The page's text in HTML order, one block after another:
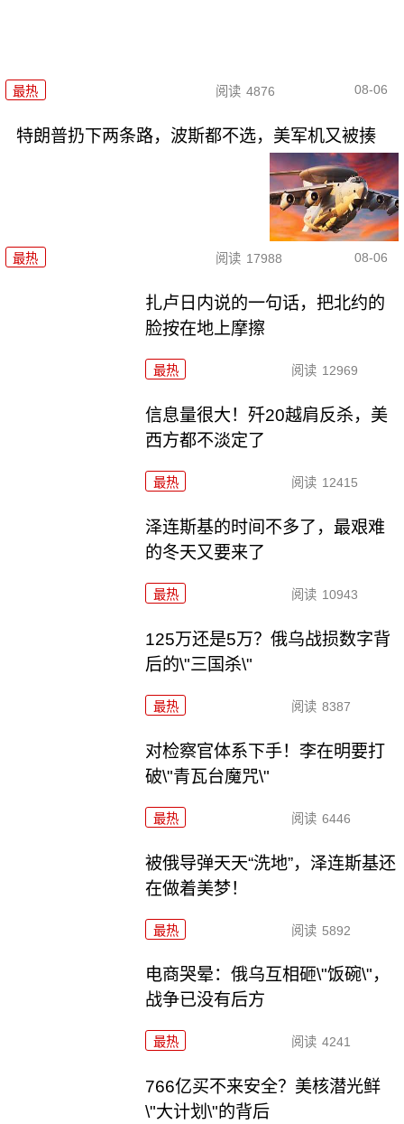
最热 阅读 4876 08-06
特朗普扔下两条路，波斯都不选，美军机又被揍
最热 阅读 17988 08-06
扎卢日内说的一句话，把北约的
脸按在地上摩擦
最热 阅读 12969
信息量很大！歼20越肩反杀，美
西方都不淡定了
最热 阅读 12415
泽连斯基的时间不多了，最艰难
的冬天又要来了
最热 阅读 10943
125万还是5万？俄乌战损数字背
后的\"三国杀\"
最热 阅读 8387
对检察官体系下手！李在明要打
破\"青瓦台魔咒\"
最热 阅读 6446
被俄导弹天天“洗地”，泽连斯基还
在做着美梦！
最热 阅读 5892
电商哭晕：俄乌互相砸\"饭碗\"，
战争已没有后方
最热 阅读 4241
766亿买不来安全？美核潜光鲜
\"大计划\"的背后